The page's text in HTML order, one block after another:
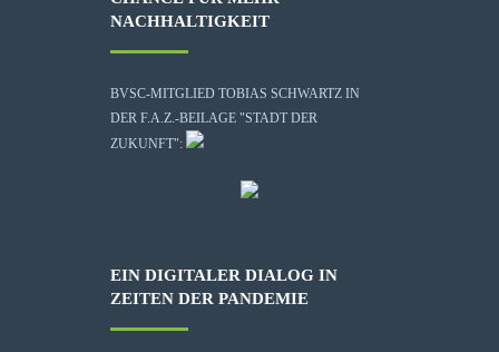
NACHHALTIGKEIT
BVSC-MITGLIED TOBIAS SCHWARTZ IN
DER F.A.Z.-BEILAGE "STADT DER
ZUKUNFT":
EIN DIGITALER DIALOG IN
ZEITEN DER PANDEMIE